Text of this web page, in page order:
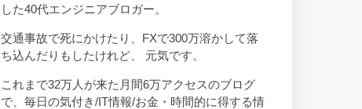
した40代エンジニアブロガー。
交通事故で死にかけたり、FXで300万溶かして落
ち込んだりもしたけれど、 元気です。
これまで32万人が来た月間6万アクセスのブログ
で、毎日の気付き/IT情報/お金・時間的に得する情